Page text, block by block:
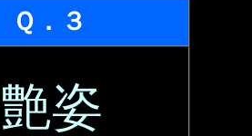
Ｑ．３
艶姿